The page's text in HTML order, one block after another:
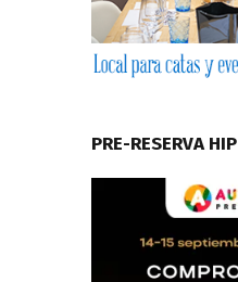
PRE-RESERVA HIP